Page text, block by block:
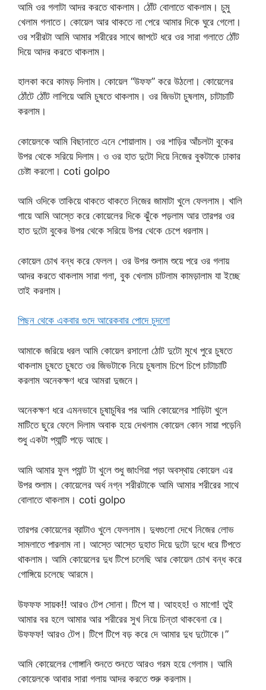
আমি ওর গলাটা আদর করতে থাকলাম। ঠোঁট বোলাতে থাকলাম। চুমু
খেলাম গলাতে। কোয়েল আর থাকতে না পেরে আমার দিকে ঘুরে গেলো।
ওর শরীরটা আমি আমার শরীরের সাথে জাপটে ধরে ওর সারা গলাতে ঠোঁট
দিয়ে আদর করতে থাকলাম।
হালকা করে কামড় দিলাম। কোয়েল “উফফ” করে উঠলো। কোয়েলের
ঠোঁটে ঠোঁট লাগিয়ে আমি চুষতে থাকলাম। ওর জিভটা চুষলাম, চাটাচাটি
করলাম।
কোয়েলকে আমি বিছানাতে এনে শোয়ালাম। ওর শাড়ির আঁচলটা বুকের
উপর থেকে সরিয়ে দিলাম। ও ওর হাত দুটো দিয়ে নিজের বুকটাকে ঢাকার
চেষ্টা করলো। coti golpo
আমি ওদিকে তাকিয়ে থাকতে থাকতে নিজের জামাটা খুলে ফেললাম। খালি
গায়ে আমি আস্তে করে কোয়েলের দিকে ঝুঁকে পড়লাম আর তারপর ওর
হাত দুটো বুকের উপর থেকে সরিয়ে উপর থেকে চেপে ধরলাম।
কোয়েল চোখ বন্ধ করে ফেলল। ওর উপর শুলাম শুয়ে পরে ওর গলায়
আদর করতে থাকলাম সারা গলা, বুক খেলাম চাটলাম কামড়ালাম যা ইচ্ছে
তাই করলাম।
পিছন থেকে একবার গুদে আরেকবার পোদে চুদলো
আমাকে জরিয়ে ধরল আমি কোয়েল রসালো ঠোট দুটো মুখে পুরে চুষতে
থাকলাম চুষতে চুষতে ওর জিভটাকে নিয়ে চুষলাম চিপে চিপে চাটাচাটি
করলাম অনেকক্ষণ ধরে আমরা দুজনে।
অনেকক্ষণ ধরে এমনভাবে চুষাচুষির পর আমি কোয়েলের শাড়িটা খুলে
মাটিতে ছুরে ফেলে দিলাম অবাক হয়ে দেখলাম কোয়েল কোন সায়া পড়েনি
শুধু একটা প্যান্টি পড়ে আছে।
আমি আমার ফুল প্যান্ট টা খুলে শুধু জাংগিয়া পড়া অবস্থায় কোয়েল এর
উপর শুলাম। কোয়েলের অর্ধ নগ্ন শরীরটাকে আমি আমার শরীরের সাথে
বোলাতে থাকলাম। coti golpo
তারপর কোয়েলের ব্রাটাও খুলে ফেললাম। দুধগুলো দেখে নিজের লোভ
সামলাতে পারলাম না। আস্তে আস্তে দুহাত দিয়ে দুটো দুধে ধরে টিপতে
থাকলাম। আমি কোয়েলের দুধ টিপে চলেছি আর কোয়েল চোখ বন্ধ করে
গোঙ্গিয়ে চলেছে আরমে।
উফফফ সায়ক!! আরও টেপ সোনা। টিপে যা। আহহহ! ও মাগো! তুই
আমার বর হলে আমার আর শরীরের সুখ নিয়ে চিন্তা থাকবেনা রে।
উফফফ! আরও টেপ। টিপে টিপে বড় করে দে আমার দুধ দুটোকে।”
আমি কোয়েলের গোঙ্গানি শুনতে শুনতে আরও গরম হয়ে গেলাম। আমি
কোয়েলকে আবার সারা গলায় আদর করতে শুরু করলাম।